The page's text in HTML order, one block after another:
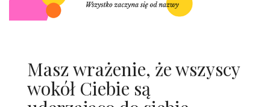
Masz wrażenie, że wszyscy
wokół Ciebie są